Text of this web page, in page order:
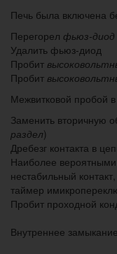
Печь была включена
Перегорел фьюз-диод
Удалить фьюз-диод
Пробит
Пробит
Межвитковой пробой
Заменить вторичную
раздел)
Дребезг контакта в
Наиболее
нестабильный
таймер
Пробит проходной
Внутреннее